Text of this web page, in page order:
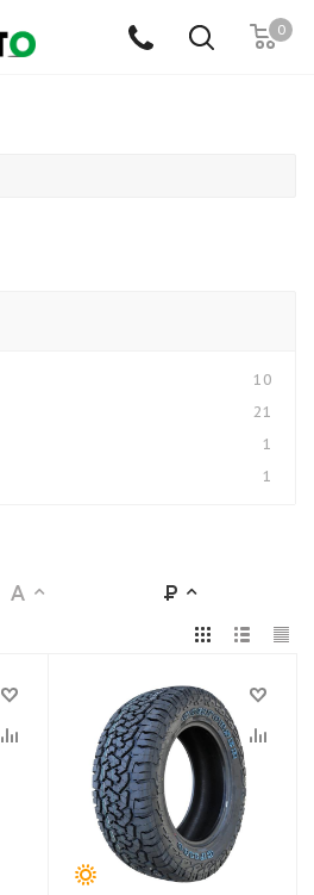
0
10
21
1
1